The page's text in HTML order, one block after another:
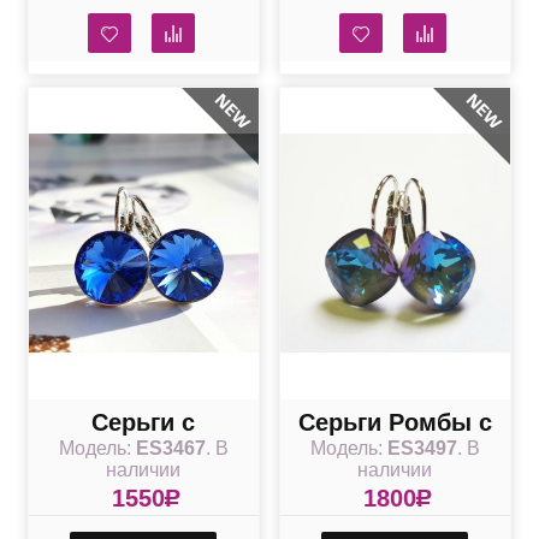
Серьги с
сапфировым
кристаллом
Swarovski 12 мм
Модель: ES3467. В
наличии
1550R
Серьги Ромбы с
дымкой в
кристаллах
Swarovski
Модель: ES3497. В
наличии
1800R